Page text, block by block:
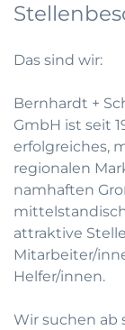
Das sind wir:
Bernhardt +
GmbH ist seit
erfolgreiches,
regionalen
namhaften
attraktive
Mitarbeiter/
Helfer/innen.
Wir suchen ab